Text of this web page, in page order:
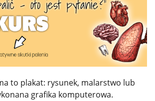
to plakat: rysunek, malarstwo lub
grafika komputerowa.